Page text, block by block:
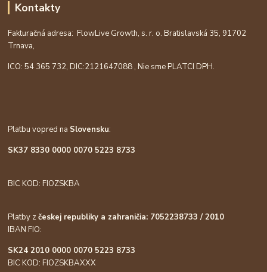
Kontakty
Fakturačná adresa: FlowLive Growth, s. r. o. Bratislavská 35, 91702
Trnava,
ICO: 54 365 732, DIC:2121647088 , Nie sme PLATCI DPH.
Platbu vopred na Slovensku:
SK37 8330 0000 0070 5223 8733
BIC KOD: FIOZSKBA
Platby zčeskej republiky a zahraničia: 7052238733 / 2010
IBAN FIO:
SK24 2010 0000 0070 5223 8733
BIC KOD: FIOZSKBAXXX